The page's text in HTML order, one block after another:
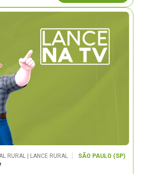
RURAL | LANCE RURAL SÃO PAULO (SP)